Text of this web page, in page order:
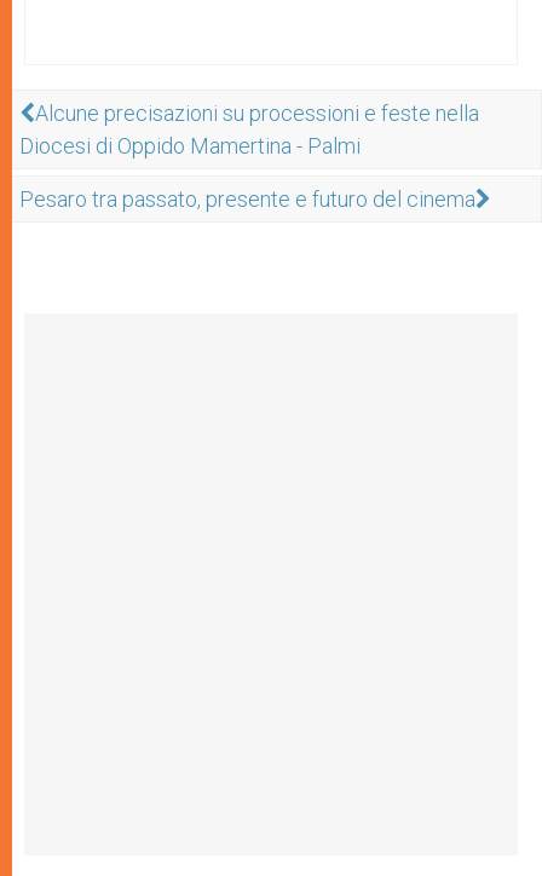
Alcune precisazioni su processioni e feste nella
Diocesi di Oppido Mamertina - Palmi
Pesaro tra passato, presente e futuro del cinema